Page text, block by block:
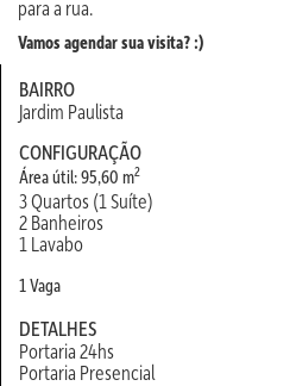
para a rua.
Vamos agendar sua visita? :)
BAIRRO
Jardim Paulista
CONFIGURAÇÃO
Área útil: 95,60 m2
3 Quartos (1 Suíte)
2 Banheiros
1 Lavabo
1 Vaga
DETALHES
Portaria 24hs
Portaria Presencial